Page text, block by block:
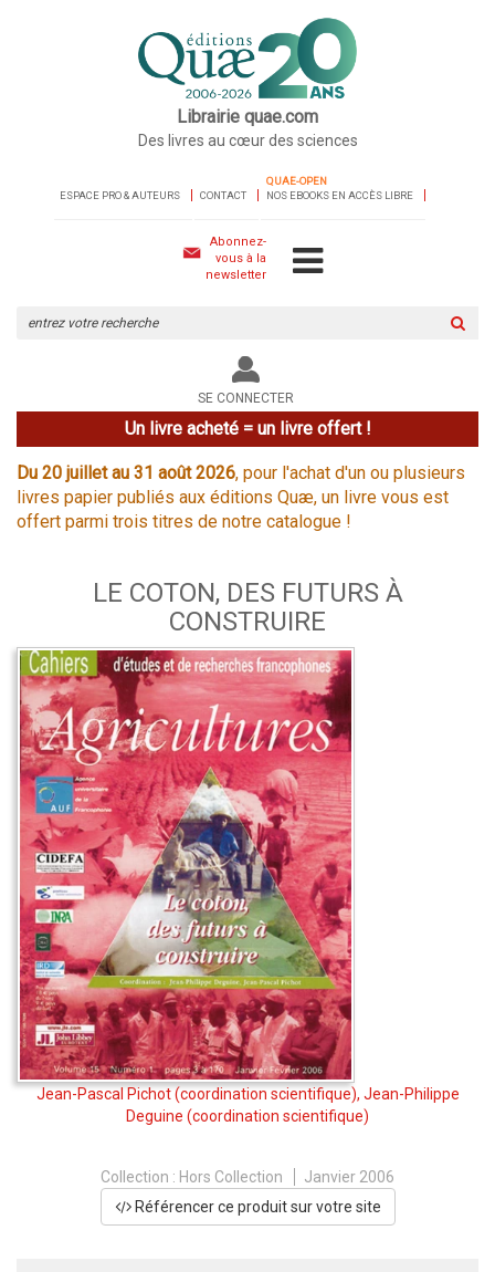
Librairie quae.com
Des livres au cœur des sciences
ESPACE PRO & AUTEURS CONTACT
QUAE-OPEN
NOS EBOOKS EN ACCÈS LIBRE
Abonnez-
vous à la
newsletter
le
site
SE CONNECTER
Un livre acheté = un livre offert !
Du 20 juillet au 31 août 2026, pour l'achat d'un ou plusieurs
livres papier publiés aux éditions Quæ, un livre vous est
offert parmi trois titres de notre catalogue !
LE COTON, DES FUTURS À
CONSTRUIRE
Jean-Pascal Pichot(coordination scientifique), Jean-Philippe
Deguine (coordination scientifique)
Collection : Hors Collection
Janvier 2006
Référencer ce produit sur votre site